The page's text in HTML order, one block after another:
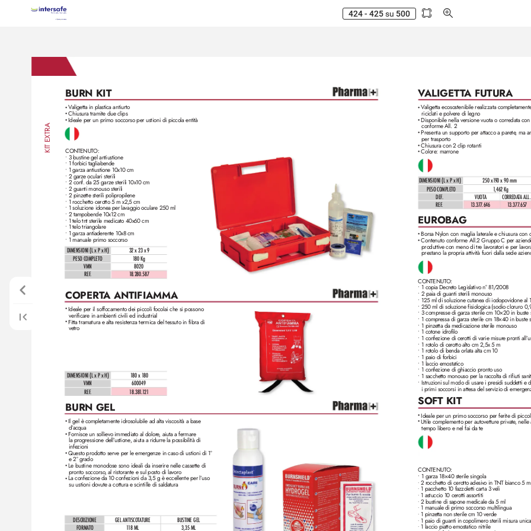
424 - 425 su 500
KIT EX
TRA
• Il gel è completamente idrosolubile ad alta viscosità a base
d’acqua
• Fornisce un sollievo immediato al dolore, aiuta a fermare
la progressione dell’ustione, aiuta a ridurre la possibilità di
infezioni
• Questo prodotto serve per le emergenze in caso di ustioni di 1°
e 2° grado
• Le bustine monodose sono ideali da inserire nelle cassette di
pronto soccorso, al ristorante e sul posto di lavoro
• La confezione da 10 confezioni da 3,5 g è eccellente per l’uso
su ustioni dovute a cottura e scintille di saldatura
• Ideale per il soffocamento dei piccoli focolai che si possono
verificare in ambienti civili ed industrial
• Fitta tramatura e alta resistenza termica del tessuto in fibra di
vetro
• Valigetta in plastica antiurto
• Chiusura tramite due clips
• Ideale per un primo soccorso per ustioni di piccola entità
BURN GEL
COPERTA ANTIFIAMMA
BURN KIT
DIMENSIONI (L x P x H) 32 x 23 x 9
PESO COMPLETO 180 Kg
VMN
8020
REF. 18.280.587
DIMENSIONI (L x P x H) 180 x 180
VMN
600049
REF. 18.381 121
DESCRIZIONE GEL ANTISCOTATURE
BUSTINE GEL
FORMATO
118 ML 3,35 ML
CONTENUTO:
• 3 bustine gel antiustione
• 1 forbici tagliabende
• 1 garza antiustione 10x10 cm
• 2 garze oculari sterili
• 2 conf. da 25 garze sterili 10x10 cm
• 2 guanti monouso sterili
• 2 pinzette sterili polipropilene
• 1 rocchetto cerotto 5 m x2,5 cm
• 1 soluzione idonea per lavaggio oculare 250 ml
• 2 tampobende 10x12 cm
• 1 telo tnt sterile medicato 40x60 cm
• 1 telo triangolare
• 1 garza antiaderente 10x8 cm
• 1 manuale primo soccorso
• Ideale per un primo soccorso per ferite di
• Utile complemento per autovetture private, nelle
tempo libero e nel fai da te
• Borsa Nylon con maglia laterale e chiusura con
• Contenuto conforme All.2 Gruppo C per
produttive con meno di tre lavoratori e per la
prestano la propria attività fuori dalla sede
• Valigetta ecosostenibile realizzata
riciclati e polvere di legno
• Disponibile nella versione vuota o corredata
conforme All. 2
• Presenta un supporto per attacco a parete, ma
per trasporto
• Chiusura con 2 clip rotanti
• Colore: marrone
SOFT KIT
EUROBAG
VALIGETTA FUTURA
DIMENSIONI (L x P x H) 250 x190 x 90 mm
PESO COMPLETO 1,462 Kg
DEF. VUOTA CORREDATA
REF. 13.377.646 13.377.657
Utile complemento per autovetture private, nelle
CONTENUTO:
• 1 garza 18×40 sterile singola
• 2 rocchetto di cerotto adesivo in TNT bianco 5
• 1 pacchetto 10 fazzoletti carta 3 veli
• 1 astuccio 10 cerotti assortiti
• 2 bustine di sapone medicale da 5 ml
• 1 manuale di primo soccorso multilingua
• 1 pinzetta non sterile cm 10 verde
• 1 paio di guanti in copolimero sterili misura unica
• 1 laccio piatto emostatico nitrile
CONTENUTO:
• 1 copia Decreto Legislativo n° 81/2008
• 2 paia di guanti sterili monouso
• 125 ml di soluzione cutanea di iodopovidone al
• 250 ml di soluzione fisiologica (sodio cloruro
• 3 compresse di garza sterile cm 10×20 in buste
• 1 compressa di garza sterile cm 18×40 in buste
• 1 pinzetta da medicazione sterile monouso
• 1 cotone idrofilo
• 1 confezione di cerotti di varie misure pronti all’
• 1 rotolo di cerotto alto cm 2,5x 5 m
• 1 rotolo di benda orlata alta cm 10
• 1 paio di forbici
• 1 laccio emostatico
• 1 confezione di ghiaccio pronto uso
• 1 sacchetto monouso per la raccolta di rifiuti
• Istruzioni sul modo di usare i presidi suddetti e
i primi soccorsi in attesa del servizio di